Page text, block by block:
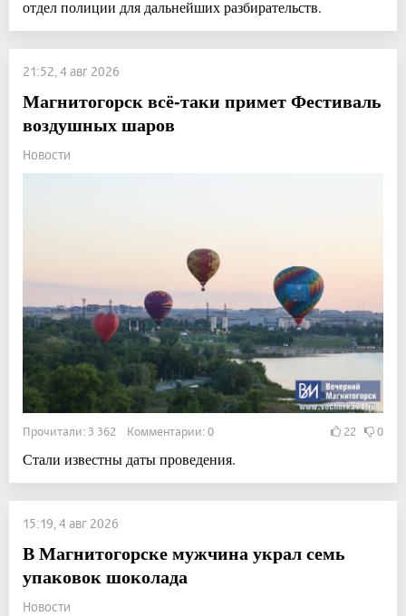
отдел полиции для дальнейших разбирательств.
21:52, 4 авг 2026
Магнитогорск всё-таки примет Фестиваль
воздушных шаров
Новости
Прочитали: 3 362 Комментарии: 0 22 0
Стали известны даты проведения.
15:19, 4 авг 2026
В Магнитогорске мужчина украл семь
упаковок шоколада
Новости